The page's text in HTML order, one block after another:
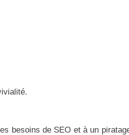
besoins de SEO et à un